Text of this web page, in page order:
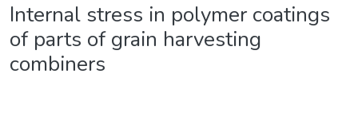
Internal stress in polymer coatings
of parts of grain harvesting
combiners